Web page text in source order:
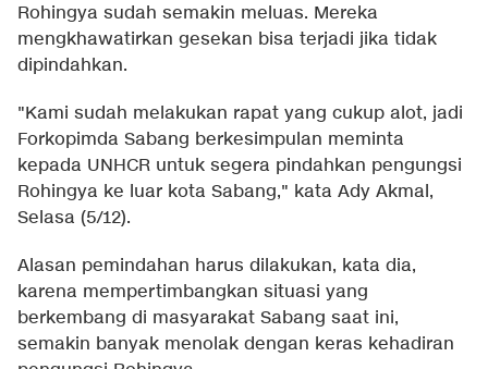
Rohingya sudah semakin meluas. Mereka
mengkhawatirkan gesekan bisa terjadi jika tidak
dipindahkan.
"Kami sudah melakukan rapat yang cukup alot, jadi
Forkopimda Sabang berkesimpulan meminta
kepada UNHCR untuk segera pindahkan pengungsi
Rohingya ke luar kota Sabang," kata Ady Akmal,
Selasa (5/12).
Alasan pemindahan harus dilakukan, kata dia,
karena mempertimbangkan situasi yang
berkembang di masyarakat Sabang saat ini,
semakin banyak menolak dengan keras kehadiran